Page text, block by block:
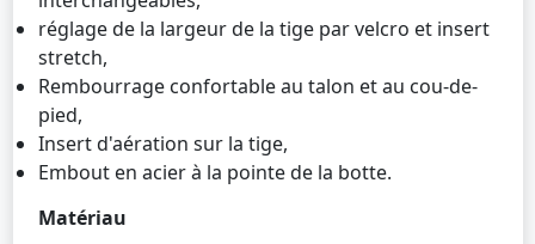
réglage de la largeur de la tige par velcro et insert
stretch,
Rembourrage confortable au talon et au cou-de-
pied,
Insert d'aération sur la tige,
Embout en acier à la pointe de la botte.
Matériau